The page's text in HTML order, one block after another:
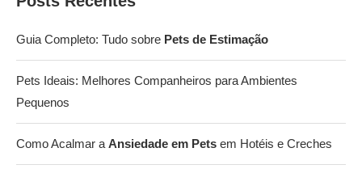
Guia Completo: Tudo sobre Pets de Estimação
Pets Ideais: Melhores Companheiros para Ambientes
Pequenos
Como Acalmar a Ansiedade em Pets em Hotéis e Creches